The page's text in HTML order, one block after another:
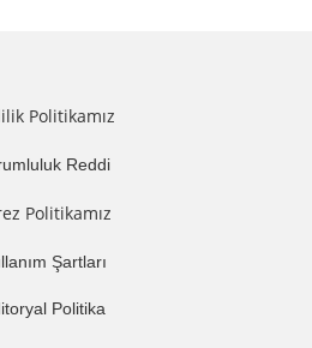
Politikamız
Reddi
Politikamız
Şartları
Politika